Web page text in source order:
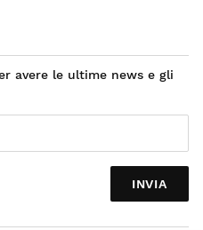
avere le ultime news e gli
INVIA